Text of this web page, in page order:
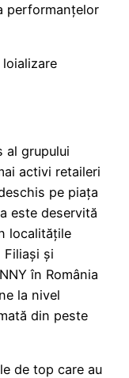
performanțelor
al grupului
activi retaileri
pe piața
este deservită
localitățile
Filiași și
în România
la nivel
din peste
de top care au